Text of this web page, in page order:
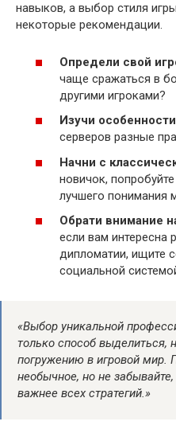
навыков, а выбор стиля
некоторые рекомендации.
Определи свой
чаще сражаться в
другими игроками?
Изучи
серверов разные
Начни с
новичок,
лучшего понимания
Обрати внимание
если вам интересна
дипломатии, ищите
социальной
«Выбор уникальной
только способ выделиться,
погружению в игровой мир.
необычное, но не
важнее всех стратегий.»